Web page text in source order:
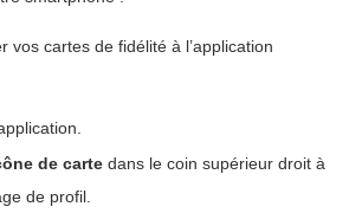
vos cartes de fidélité à l’application
de carte dans le coin supérieur droit à
de profil.